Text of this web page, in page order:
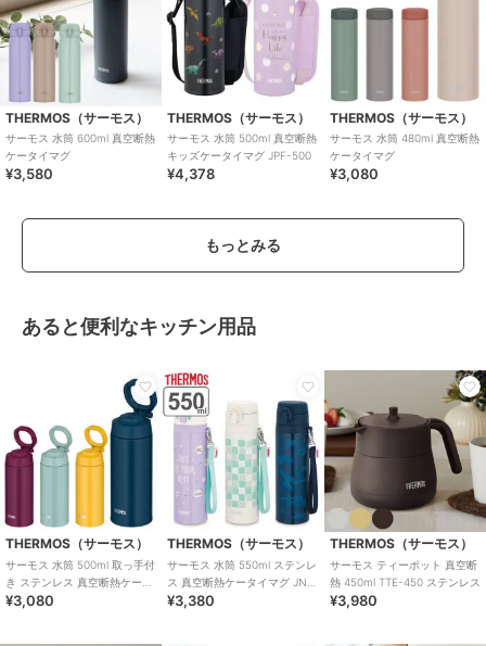
THERMOS（サーモス）
サーモス 水筒 600ml 真空断熱
ケータイマグ
¥3,580
THERMOS（サーモス）
サーモス 水筒 500ml 真空断熱
キッズケータイマグ JPF-500
¥4,378
THERMOS（サーモス）
サーモス 水筒 480ml 真空断熱
ケータイマグ
¥3,080
もっとみる
あると便利なキッチン用品
THERMOS（サーモス）
サーモス 水筒 500ml 取っ手付
き ステンレス 真空断熱ケータ
イマグ JOO-500
¥3,080
THERMOS（サーモス）
サーモス 水筒 550ml ステンレ
ス 真空断熱ケータイマグ JNT-
552
¥3,380
THERMOS（サーモス）
サーモス ティーポット 真空断
熱 450ml TTE-450 ステンレス
¥3,980